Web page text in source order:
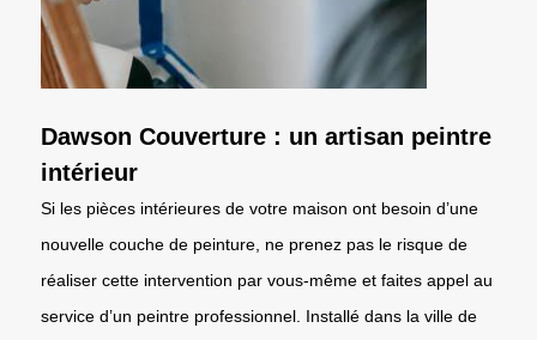
Dawson Couverture : un artisan peintre
intérieur
Si les pièces intérieures de votre maison ont besoin d’une
nouvelle couche de peinture, ne prenez pas le risque de
réaliser cette intervention par vous-même et faites appel au
service d’un peintre professionnel. Installé dans la ville de